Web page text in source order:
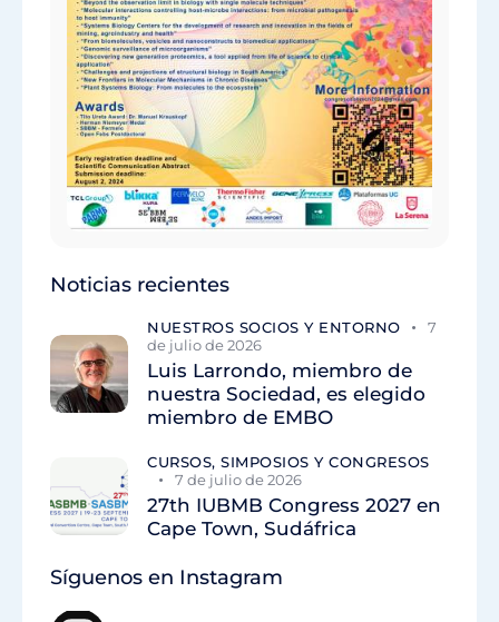
Noticias recientes
NUESTROS SOCIOS Y ENTORNO
7
de julio de 2026
Luis Larrondo, miembro de
nuestra Sociedad, es elegido
miembro de EMBO
CURSOS, SIMPOSIOS Y CONGRESOS
7 de julio de 2026
27th IUBMB Congress 2027 en
Cape Town, Sudáfrica
Síguenos en Instagram